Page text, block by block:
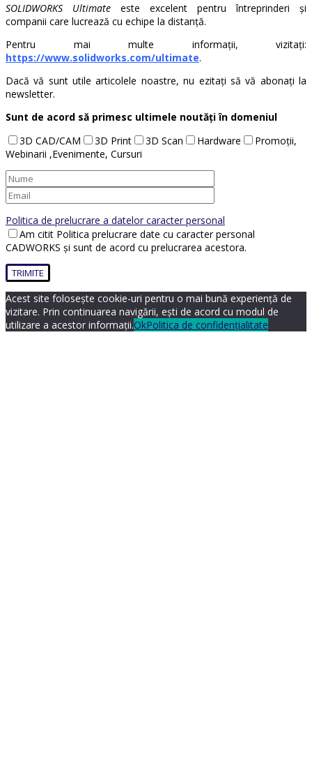
SOLIDWORKS Ultimate este excelent pentru întreprinderi și
companii care lucrează cu echipe la distanță.
Pentru mai multe informații, vizitați:
https://www.solidworks.com/ultimate.
Dacă vă sunt utile articolele noastre, nu ezitați să vă abonați la
newsletter.
Sunt de acord să primesc ultimele noutăți în domeniul
3D CAD/CAM
3D Print 3D Scan Hardware
Promoții,
Webinarii ,Evenimente, Cursuri
Politica de prelucrare a datelor caracter personal
Am citit Politica prelucrare date cu caracter personal
CADWORKS și sunt de acord cu prelucrarea acestora.
Acest site folosește cookie-uri pentru o mai bună experiență de
vizitare. Prin continuarea navigării, ești de acord cu modul de
utilizare a acestor informații.OkPolitica de confidențialitate